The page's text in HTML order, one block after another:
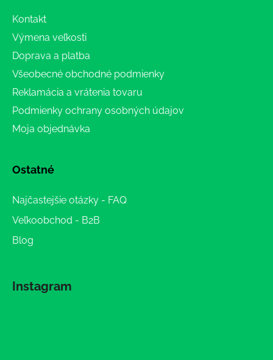
Kontakt
Výmena veľkosti
Doprava a platba
Všeobecné obchodné podmienky
Reklamácia a vrátenia tovaru
Podmienky ochrany osobných údajov
Moja objednávka
Ostatné
Najčastejšie otázky - FAQ
Veľkoobchod - B2B
Blog
Instagram